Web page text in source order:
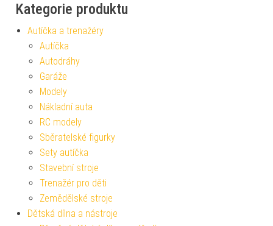
Kategorie produktu
Autíčka a trenažéry
Autíčka
Autodráhy
Garáže
Modely
Nákladní auta
RC modely
Sběratelské figurky
Sety autíčka
Stavební stroje
Trenažér pro děti
Zemědělské stroje
Dětská dílna a nástroje